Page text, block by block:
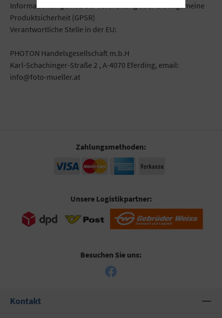
Informationen gemäß der Verordnung über die allgemeine
Produktsicherheit (GPSR)
Verantwortliche Stelle in der EU:
PHOTON Handelsgesellschaft m.b.H
Karl-Schachinger-Straße 2 , A-4070 Eferding, email:
info@foto-mueller.at
Zahlungsmethoden:
Unsere Logistikpartner:
Besuchen Sie uns:
Kontakt